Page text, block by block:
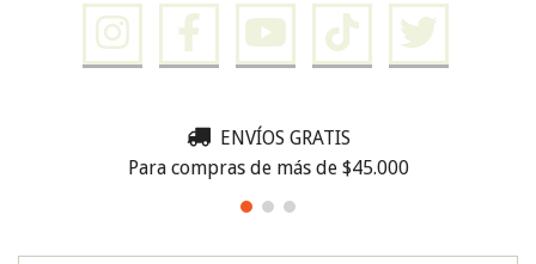
ENVÍOS GRATIS
Para compras de más de $45.000